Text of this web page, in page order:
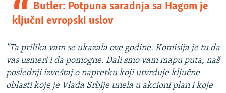
Butler: Potpuna saradnja sa Hagom je
ključni evropski uslov
"Ta prilika vam se ukazala ove godine. Komisija je tu da
vas usmeri i da pomogne. Dali smo vam mapu puta, naš
poslednji izveštaj o napretku koji utvrđuje ključne
oblasti koje je Vlada Srbije unela u akcioni plan i koje